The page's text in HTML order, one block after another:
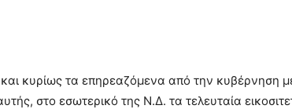
κυρίως τα επηρεαζόμενα από την κυβέρνηση
στο εσωτερικό της Ν.Δ. τα τελευταία